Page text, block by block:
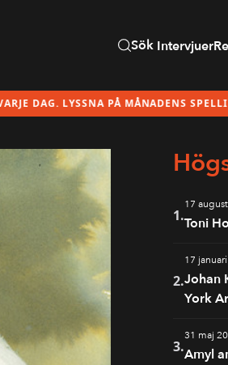
Sök Intervjuer
PÅ MÅNADENS SPELLISTA HÄR!
1.
17
Toni
2.
17
Johan
York
3.
31 maj
Amyl